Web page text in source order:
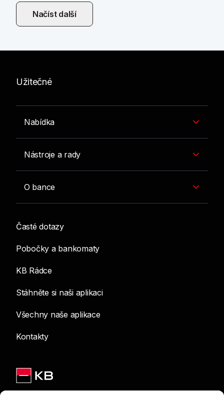
Načíst další
Užitečné
Nabídka
Nástroje a rady
O bance
Časté dotazy
Pobočky a bankomaty
KB Rádce
Stáhněte si naši aplikaci
Všechny naše aplikace
Kontakty